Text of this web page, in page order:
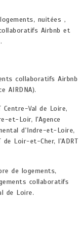
nuitées ,
Airbnb et
collaboratifs Airbnb
AIRDNA).
Centre-Val de Loire,
et-Loir, l'Agence
d'Indre-et-Loire,
de Loir-et-Cher, l'ADRT
de logements,
collaboratifs
de Loire.